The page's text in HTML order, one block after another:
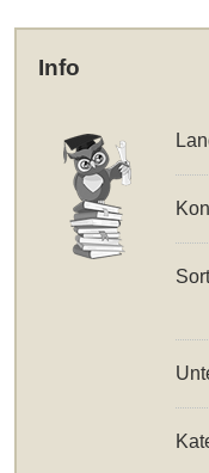
Info